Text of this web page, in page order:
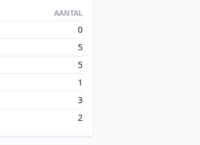
AANTAL
0
5
5
1
3
2